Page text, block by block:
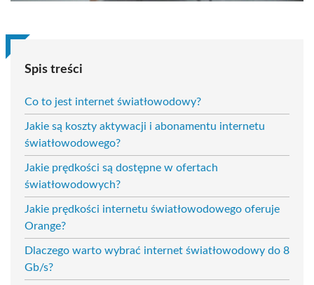
Spis treści
Co to jest internet światłowodowy?
Jakie są koszty aktywacji i abonamentu internetu
światłowodowego?
Jakie prędkości są dostępne w ofertach
światłowodowych?
Jakie prędkości internetu światłowodowego oferuje
Orange?
Dlaczego warto wybrać internet światłowodowy do 8
Gb/s?